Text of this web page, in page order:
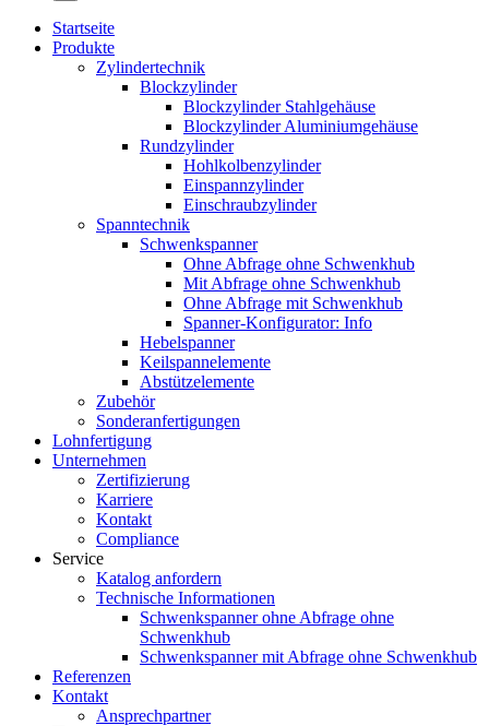
Startseite
Produkte
Zylindertechnik
Blockzylinder
Blockzylinder Stahlgehäuse
Blockzylinder Aluminiumgehäuse
Rundzylinder
Hohlkolbenzylinder
Einspannzylinder
Einschraubzylinder
Spanntechnik
Schwenkspanner
Ohne Abfrage ohne Schwenkhub
Mit Abfrage ohne Schwenkhub
Ohne Abfrage mit Schwenkhub
Spanner-Konfigurator: Info
Hebelspanner
Keilspannelemente
Abstützelemente
Zubehör
Sonderanfertigungen
Lohnfertigung
Unternehmen
Zertifizierung
Karriere
Kontakt
Compliance
Service
Katalog anfordern
Technische Informationen
Schwenkspanner ohne Abfrage ohne
Schwenkhub
Schwenkspanner mit Abfrage ohne Schwenkhub
Referenzen
Kontakt
Ansprechpartner